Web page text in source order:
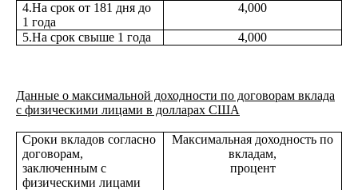
4.На срок от 181 дня до
1 года
4,000
5.На срок свыше 1 года 4,000
Данные о максимальной доходности по договорам вклада
с физическими лицами в долларах США
Сроки вкладов согласно
договорам,
заключенным с
физическими лицами
Максимальная доходность по
вкладам,
процент